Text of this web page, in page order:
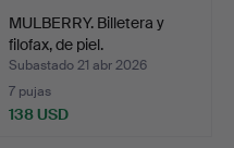
MULBERRY. Billetera y
filofax, de piel.
Subastado 21 abr 2026
7 pujas
138 USD